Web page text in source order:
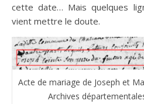
cette date… Mais quelques
vient mettre le doute.
Acte de mariage de Joseph et
Archives